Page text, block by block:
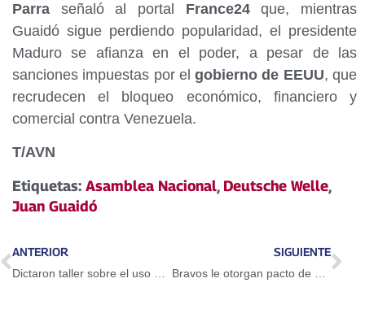
Parra señaló al portal France24que, mientras
Guaidó sigue perdiendo popularidad, el presidente
Maduro se afianza en el poder, a pesar de las
sanciones impuestas por elgobierno de EEUU, que
recrudecen el bloqueo económico, financiero y
comercial contra Venezuela.
T/AVN
Etiquetas: Asamblea Nacional, Deutsche Welle,
Juan Guaidó
ANTERIOR SIGUIENTE